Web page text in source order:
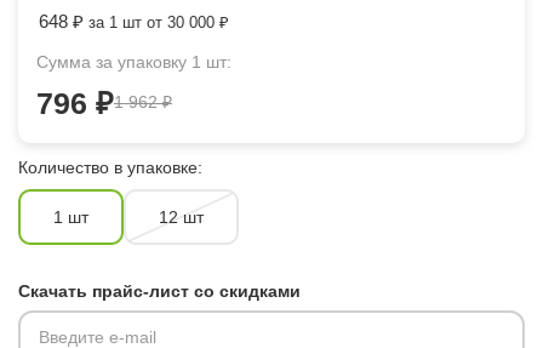
648 ₽ за 1 шт от 30 000 ₽
Сумма за упаковку 1 шт:
796 ₽1 962 ₽
Количество в упаковке:
1 шт 12 шт
Скачать прайс-лист со скидками
Введите e-mail